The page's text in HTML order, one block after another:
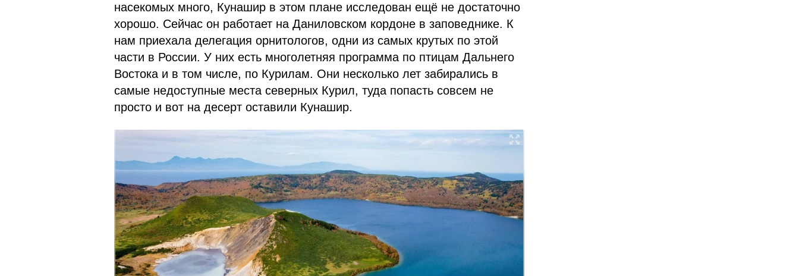
насекомых много, Кунашир в этом плане исследован ещё не достаточно
хорошо. Сейчас он работает на Даниловском кордоне в заповеднике. К
нам приехала делегация орнитологов, одни из самых крутых по этой
части в России. У них есть многолетняя программа по птицам Дальнего
Востока и в том числе, по Курилам. Они несколько лет забирались в
самые недоступные места северных Курил, туда попасть совсем не
просто и вот на десерт оставили Кунашир.